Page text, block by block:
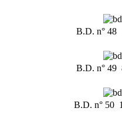
B.D. n° 48
B.D. n° 49
B.D. n° 50 